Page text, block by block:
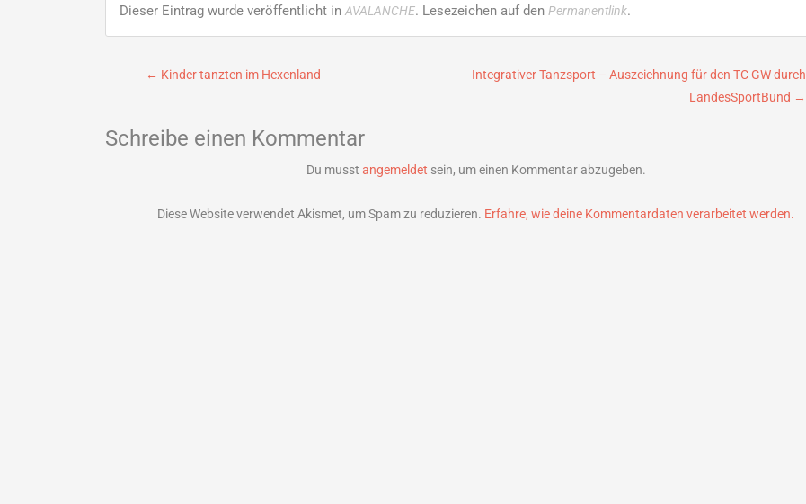
Dieser Eintrag wurde veröffentlicht in AVALANCHE. Lesezeichen auf den Permanentlink.
Beitragsnavigation
← Kinder tanzten im Hexenland
Integrativer Tanzsport – Auszeichnung für den TC GW durch
LandesSportBund →
Schreibe einen Kommentar
Du musst angemeldet sein, um einen Kommentar abzugeben.
Diese Website verwendet Akismet, um Spam zu reduzieren. Erfahre, wie deine Kommentardaten verarbeitet werden.